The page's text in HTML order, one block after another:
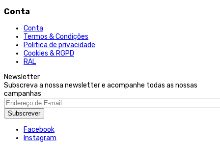
Conta
Conta
Termos & Condições
Politica de privacidade
Cookies & RGPD
RAL
Newsletter
Subscreva a nossa newsletter e acompanhe todas as nossas
campanhas
Subscrever
Facebook
Instagram